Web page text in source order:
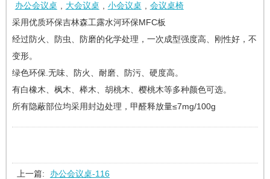
办公会议桌 , 大会议桌 , 小会议桌 , 会议桌椅
采用优质环保吉林森工露水河环保MFC板
经过防火、防虫、防磨的化学处理，一次成型强度高、刚性好，不
变形。
绿色环保.无味、防火、耐磨、防污、硬度高。
有白橡木、枫木、榉木、胡桃木、樱桃木等多种颜色可选。
所有隐蔽部位均采用封边处理，甲醛释放量≤7mg/100g
上一篇: 办公会议桌-116